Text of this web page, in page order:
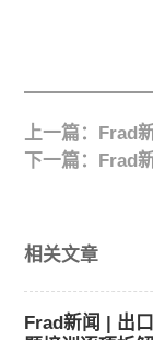
相关文章
Frad新闻 | 出